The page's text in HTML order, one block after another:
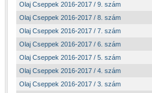
Olaj Cseppek 2016-2017 / 9. szám
Olaj Cseppek 2016-2017 / 8. szám
Olaj Cseppek 2016-2017 / 7. szám
Olaj Cseppek 2016-2017 / 6. szám
Olaj Cseppek 2016-2017 / 5. szám
Olaj Cseppek 2016-2017 / 4. szám
Olaj Cseppek 2016-2017 / 3. szám